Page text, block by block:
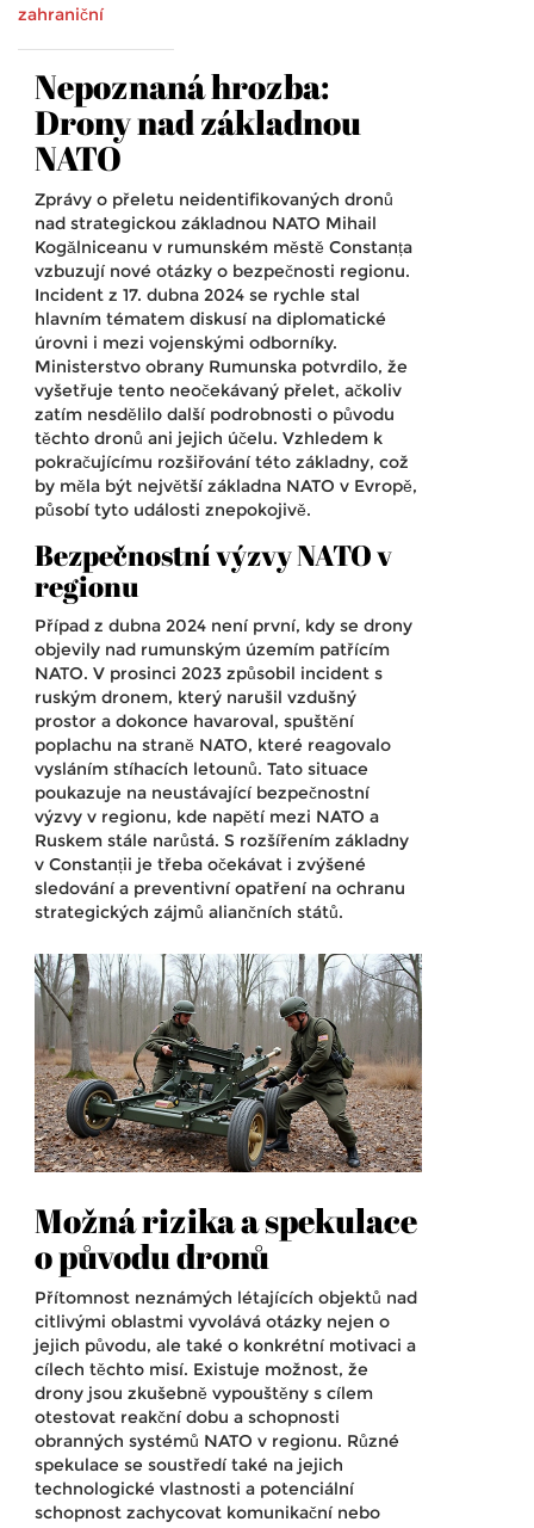
zahraniční
Nepoznaná hrozba:
Drony nad základnou
NATO
Zprávy o přeletu neidentifikovaných dronů
nad strategickou základnou NATO Mihail
Kogălniceanu v rumunském městě Constanța
vzbuzují nové otázky o bezpečnosti regionu.
Incident z 17. dubna 2024 se rychle stal
hlavním tématem diskusí na diplomatické
úrovni i mezi vojenskými odborníky.
Ministerstvo obrany Rumunska potvrdilo, že
vyšetřuje tento neočekávaný přelet, ačkoliv
zatím nesdělilo další podrobnosti o původu
těchto dronů ani jejich účelu. Vzhledem k
pokračujícímu rozšiřování této základny, což
by měla být největší základna NATO v Evropě,
působí tyto události znepokojivě.
Bezpečnostní výzvy NATO v
regionu
Případ z dubna 2024 není první, kdy se drony
objevily nad rumunským územím patřícím
NATO. V prosinci 2023 způsobil incident s
ruským dronem, který narušil vzdušný
prostor a dokonce havaroval, spuštění
poplachu na straně NATO, které reagovalo
vysláním stíhacích letounů. Tato situace
poukazuje na neustávající bezpečnostní
výzvy v regionu, kde napětí mezi NATO a
Ruskem stále narůstá. S rozšířením základny
v Constanții je třeba očekávat i zvýšené
sledování a preventivní opatření na ochranu
strategických zájmů aliančních států.
Možná rizika a spekulace
o původu dronů
Přítomnost neznámých létajících objektů nad
citlivými oblastmi vyvolává otázky nejen o
jejich původu, ale také o konkrétní motivaci a
cílech těchto misí. Existuje možnost, že
drony jsou zkušebně vypouštěny s cílem
otestovat reakční dobu a schopnosti
obranných systémů NATO v regionu. Různé
spekulace se soustředí také na jejich
technologické vlastnosti a potenciální
schopnost zachycovat komunikační nebo